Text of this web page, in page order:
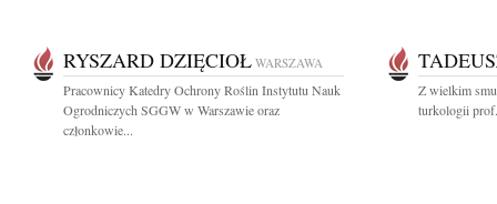
RYSZARD DZIĘCIOŁ WARSZAWA
Pracownicy Katedry Ochrony Roślin Instytutu Nauk
Ogrodniczych SGGW w Warszawie oraz
członkowie...
Z wielkim
turkologii